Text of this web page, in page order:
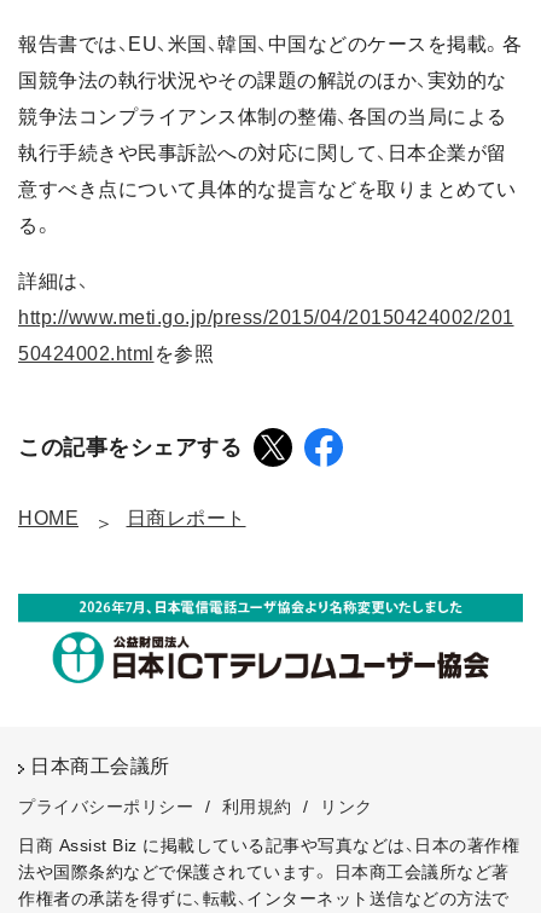
報告書では、EU、米国、韓国、中国などのケースを掲載。各
国競争法の執行状況やその課題の解説のほか、実効的な
競争法コンプライアンス体制の整備、各国の当局による
執行手続きや民事訴訟への対応に関して、日本企業が留
意すべき点について具体的な提言などを取りまとめてい
る。
詳細は、
http://www.meti.go.jp/press/2015/04/20150424002/201
50424002.html を参照
この記事をシェアする
HOME 日商レポート
日本商工会議所
プライバシーポリシー / 利用規約 /
リンク
日商 Assist Biz に掲載している記事や写真などは、日本の著作権
法や国際条約などで保護されています。
日本商工会議所など著
作権者の承諾を得ずに、転載、インターネット送信などの方法で